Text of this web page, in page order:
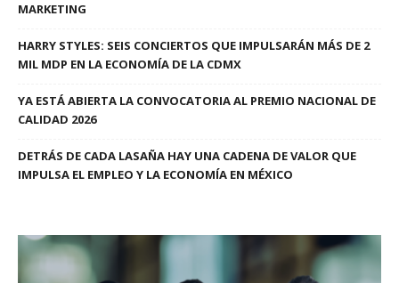
MARKETING
HARRY STYLES: SEIS CONCIERTOS QUE IMPULSARÁN MÁS DE 2
MIL MDP EN LA ECONOMÍA DE LA CDMX
YA ESTÁ ABIERTA LA CONVOCATORIA AL PREMIO NACIONAL DE
CALIDAD 2026
DETRÁS DE CADA LASAÑA HAY UNA CADENA DE VALOR QUE
IMPULSA EL EMPLEO Y LA ECONOMÍA EN MÉXICO